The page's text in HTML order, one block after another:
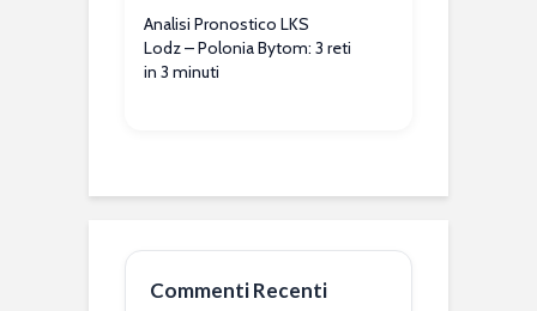
Analisi Pronostico LKS
Lodz – Polonia Bytom: 3 reti
in 3 minuti
Commenti Recenti